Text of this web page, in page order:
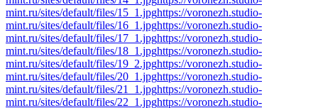
mint.ru/sites/default/files/15_1.jpghttps://voronezh.studio-
mint.ru/sites/default/files/16_1.jpghttps://voronezh.studio-
mint.ru/sites/default/files/17_1.jpghttps://voronezh.studio-
mint.ru/sites/default/files/18_1.jpghttps://voronezh.studio-
mint.ru/sites/default/files/19_2.jpghttps://voronezh.studio-
mint.ru/sites/default/files/20_1.jpghttps://voronezh.studio-
mint.ru/sites/default/files/21_1.jpghttps://voronezh.studio-
mint.ru/sites/default/files/22_1.jpghttps://voronezh.studio-